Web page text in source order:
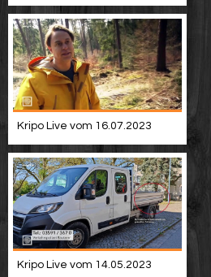
Kripo Live vom 16.07.2023
Kripo Live vom 14.05.2023